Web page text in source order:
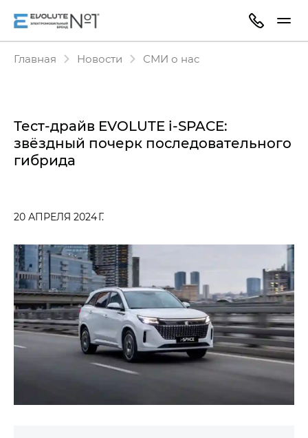
Главная Новости СМИ о нас
Тест-драйв EVOLUTE i‑SPACE:
звёздный почерк последовательного
гибрида
20 АПРЕЛЯ 2024 Г.